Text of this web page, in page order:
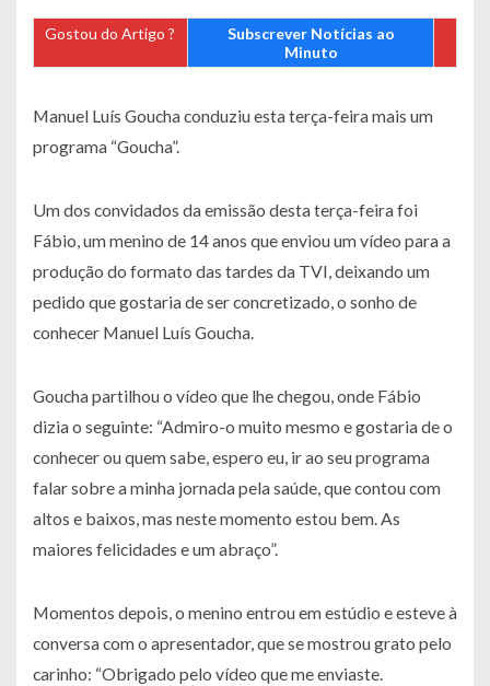
Gostou do Artigo ?
Subscrever Notícias ao
Minuto
Manuel Luís Goucha conduziu esta terça-feira mais um
programa “Goucha”.
Um dos convidados da emissão desta terça-feira foi
Fábio, um menino de 14 anos que enviou um vídeo para a
produção do formato das tardes da TVI, deixando um
pedido que gostaria de ser concretizado, o sonho de
conhecer Manuel Luís Goucha.
Goucha partilhou o vídeo que lhe chegou, onde Fábio
dizia o seguinte: “Admiro-o muito mesmo e gostaria de o
conhecer ou quem sabe, espero eu, ir ao seu programa
falar sobre a minha jornada pela saúde, que contou com
altos e baixos, mas neste momento estou bem. As
maiores felicidades e um abraço”.
Momentos depois, o menino entrou em estúdio e esteve à
conversa com o apresentador, que se mostrou grato pelo
carinho: “Obrigado pelo vídeo que me enviaste.